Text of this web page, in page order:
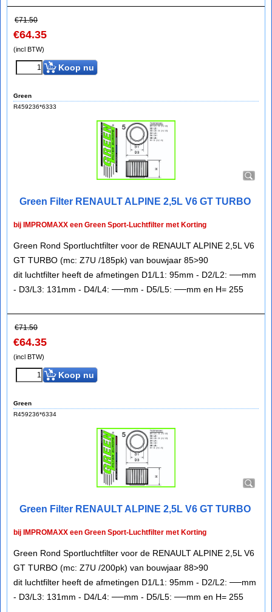
€71.50
€64.35
(incl BTW)
Koop nu
Green
R459236*6333
Green Filter RENAULT ALPINE 2,5L V6 GT TURBO
bij IMPROMAXX een Green Sport-Luchtfilter met Korting
Green Rond Sportluchtfilter voor de RENAULT ALPINE 2,5L V6
GT TURBO (mc: Z7U /185pk) van bouwjaar 85>90
dit luchtfilter heeft de afmetingen D1/L1: 95mm - D2/L2: ──mm
- D3/L3: 131mm - D4/L4: ──mm - D5/L5: ──mm en H= 255
€71.50
€64.35
(incl BTW)
Koop nu
Green
R459236*6334
Green Filter RENAULT ALPINE 2,5L V6 GT TURBO
bij IMPROMAXX een Green Sport-Luchtfilter met Korting
Green Rond Sportluchtfilter voor de RENAULT ALPINE 2,5L V6
GT TURBO (mc: Z7U /200pk) van bouwjaar 88>90
dit luchtfilter heeft de afmetingen D1/L1: 95mm - D2/L2: ──mm
- D3/L3: 131mm - D4/L4: ──mm - D5/L5: ──mm en H= 255